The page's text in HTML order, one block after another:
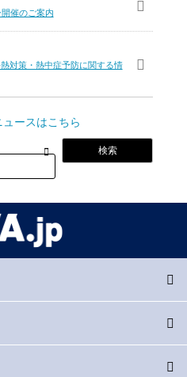
催のご案内
対策・熱中症予防に関する情
ースはこちら